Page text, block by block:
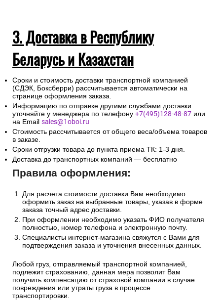
3. Доставка в Республику
Беларусь и Казахстан
Сроки и стоимость доставки транспортной компанией
(СДЭК, Боксберри) рассчитывается автоматически на
странице оформления заказа.
Информацию по отправке другими службами доставки
уточняйте у менеджера по телефону +7(495)128-48-87 или
на Email sales@1oboi.ru
Стоимость рассчитывается от общего веса/объема товаров
в заказе.
Сроки отгрузки товара до пункта приема ТК: 1-3 дня.
Доставка до транспортных компаний — бесплатно
Правила оформления:
Для расчета стоимости доставки Вам необходимо
оформить заказ на выбранные товары, указав в форме
заказа точный адрес доставки.
При оформлении необходимо указать ФИО получателя
полностью, номер телефона и электронную почту.
Специалисты интернет-магазина свяжутся с Вами для
подтверждения заказа и уточнения внесенных данных.
Любой груз, отправляемый транспортной компанией,
подлежит страхованию, данная мера позволит Вам
получить компенсацию от страховой компании в случае
повреждения или утраты груза в процессе
транспортировки.